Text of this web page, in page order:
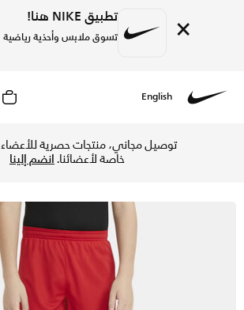
× تطبيق NIKE هنا!
تسوق ملابس وأحذية رياضية
English
توصيل مجاني، منتجات حصرية
خاصة لأعضائنا.انضم إلينا